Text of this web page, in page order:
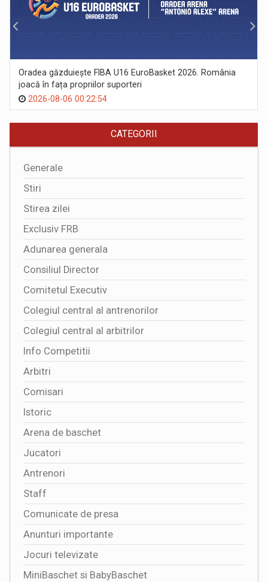
Oradea găzduiește FIBA U16 EuroBasket 2026. România
joacă în fața propriilor suporteri
2026-08-06 00:22:54
CATEGORII
Generale
Stiri
Stirea zilei
Exclusiv FRB
Adunarea generala
Consiliul Director
Comitetul Executiv
Colegiul central al antrenorilor
Colegiul central al arbitrilor
Info Competitii
Arbitri
Comisari
Istoric
Arena de baschet
Jucatori
Antrenori
Staff
Comunicate de presa
Anunturi importante
Jocuri televizate
MiniBaschet si BabyBaschet